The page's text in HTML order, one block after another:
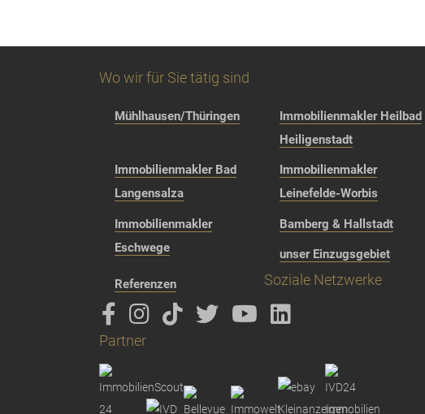
Wo wir für Sie tätig sind
Mühlhausen/Thüringen
Immobilienmakler Heilbad
Heiligenstadt
Immobilienmakler Bad
Langensalza
Immobilienmakler
Leinefelde-Worbis
Immobilienmakler
Eschwege
Bamberg & Hallstadt
unser Einzugsgebiet
Referenzen Soziale Netzwerke
Partner